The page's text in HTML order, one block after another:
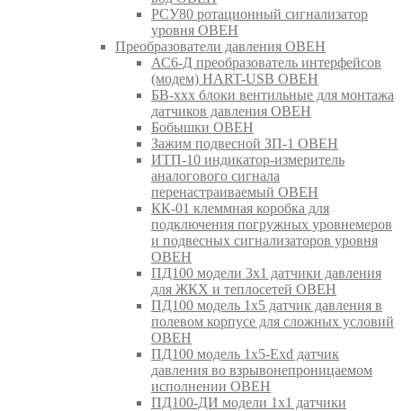
РСУ80 ротационный сигнализатор
уровня ОВЕН
Преобразователи давления ОВЕН
АС6-Д преобразователь интерфейсов
(модем) HART-USB ОВЕН
БВ-ххх блоки вентильные для монтажа
датчиков давления ОВЕН
Бобышки ОВЕН
Зажим подвесной ЗП-1 ОВЕН
ИТП-10 индикатор-измеритель
аналогового сигнала
перенастраиваемый ОВЕН
КК-01 клеммная коробка для
подключения погружных уровнемеров
и подвесных сигнализаторов уровня
ОВЕН
ПД100 модели 3х1 датчики давления
для ЖКХ и теплосетей ОВЕН
ПД100 модель 1х5 датчик давления в
полевом корпусе для сложных условий
ОВЕН
ПД100 модель 1х5-Exd датчик
давления во взрывонепроницаемом
исполнении ОВЕН
ПД100-ДИ модели 1х1 датчики